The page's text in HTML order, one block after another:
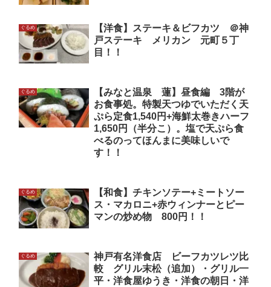
ぐるめ
【洋食】ステーキ＆ビフカツ ＠神
戸ステーキ メリカン 元町５丁
目！！
ぐるめ
【みなと温泉 蓮】昼食編 3階が
お食事処。特製天つゆでいただく天
ぷら定食1,540円+海鮮太巻きハーフ
1,650円（半分こ）。塩で天ぷら食
べるのってほんまに美味しいで
す！！
ぐるめ
【和食】チキンソテー+ミートソー
ス・マカロニ+赤ウィンナーとピー
マンの炒め物 800円！！
ぐるめ
神戸有名洋食店 ビーフカツレツ比
較 グリル末松（追加）・グリル一
平・洋食屋ゆうき・洋食の朝日・洋